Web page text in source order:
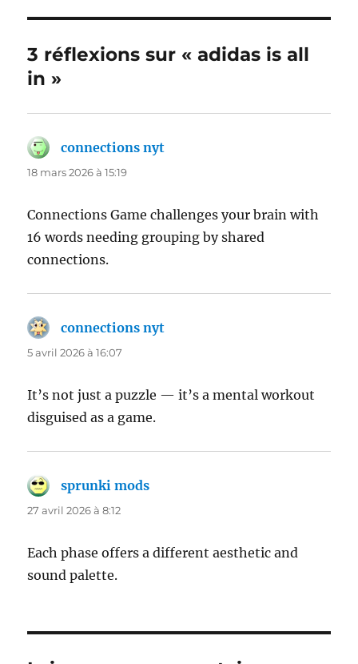
3 réflexions sur « adidas is all
in »
connections nyt
18 mars 2026 à 15:19
Connections Game challenges your brain with
16 words needing grouping by shared
connections.
connections nyt
5 avril 2026 à 16:07
It’s not just a puzzle — it’s a mental workout
disguised as a game.
sprunki mods
27 avril 2026 à 8:12
Each phase offers a different aesthetic and
sound palette.